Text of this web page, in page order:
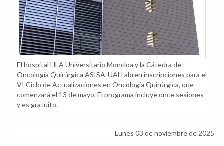
El hospital HLA Universitario Moncloa y la Cátedra de
Oncología Quirúrgica ASISA-UAH abren inscripciones para el
VI Ciclo de Actualizaciones en Oncología Quirúrgica, que
comenzará el 13 de mayo. El programa incluye once sesiones
y es gratuito.
Lunes 03 de noviembre de 2025